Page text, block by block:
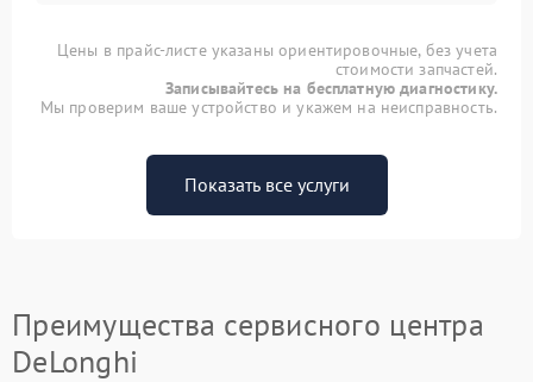
Цены в прайс-листе указаны ориентировочные, без учета
стоимости запчастей.
Записывайтесь на бесплатную диагностику.
Мы проверим ваше устройство и укажем на неисправность.
Показать все услуги
Преимущества сервисного центра
DeLonghi